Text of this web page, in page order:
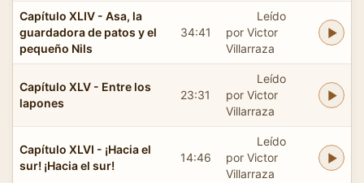
Capítulo XLIV - Asa, la
guardadora de patos y el
pequeño Nils
34:41
Leído
por Victor
Villarraza
Capítulo XLV - Entre los
lapones
23:31
Leído
por Victor
Villarraza
Capítulo XLVI - ¡Hacia el
sur! ¡Hacia el sur!
14:46
Leído
por Victor
Villarraza